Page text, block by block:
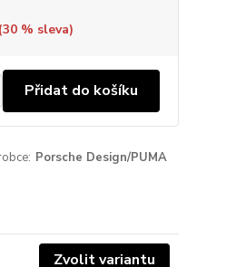
30% sleva)
Přidat do košíku
Porsche Design/PUMA
Zvolit variantu